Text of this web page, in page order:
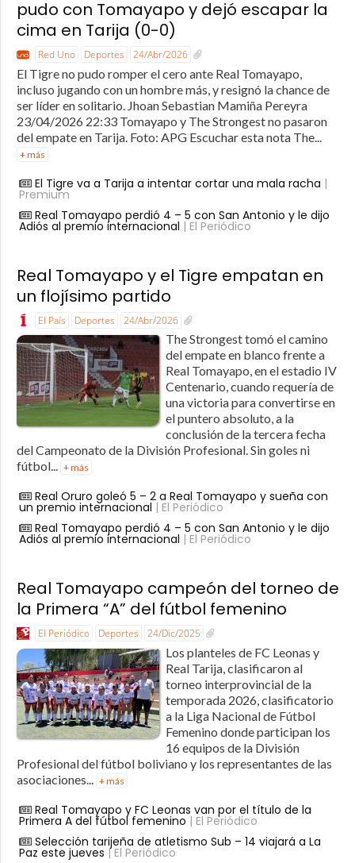
pudo con Tomayapo y dejó escapar la
cima en Tarija (0-0)
Red Uno Deportes 24/Abr/2026
El Tigre no pudo romper el cero ante Real Tomayapo,
incluso jugando con un hombre más, y resignó la chance de
ser líder en solitario. Jhoan Sebastian Mamiña Pereyra
23/04/2026 22:33 Tomayapo y The Strongest no pasaron
del empate en Tarija. Foto: APG Escuchar esta nota The...
+ más
El Tigre va a Tarija a intentar cortar una mala racha |
Premium
Real Tomayapo perdió 4 – 5 con San Antonio y le dijo
Adiós al premio internacional | El Periódico
Real Tomayapo y el Tigre empatan en
un flojísimo partido
El País Deportes 24/Abr/2026
The Strongest tomó el camino
del empate en blanco frente a
Real Tomayapo, en el estadio IV
Centenario, cuando requería de
una victoria para convertirse en
el puntero absoluto, a la
conclusión de la tercera fecha
del Campeonato de la División Profesional. Sin goles ni
fútbol... + más
Real Oruro goleó 5 – 2 a Real Tomayapo y sueña con
un premio internacional | El Periódico
Real Tomayapo perdió 4 – 5 con San Antonio y le dijo
Adiós al premio internacional | El Periódico
Real Tomayapo campeón del torneo de
la Primera “A” del fútbol femenino
El Periódico Deportes 24/Dic/2025
Los planteles de FC Leonas y
Real Tarija, clasificaron al
torneo interprovincial de la
temporada 2026, clasificatorio
a la Liga Nacional de Fútbol
Femenino donde participan los
16 equipos de la División
Profesional del fútbol boliviano y los representantes de las
asociaciones... + más
Real Tomayapo y FC Leonas van por el título de la
Primera A del fútbol femenino | El Periódico
Selección tarijeña de atletismo Sub – 14 viajará a La
Paz este jueves | El Periódico